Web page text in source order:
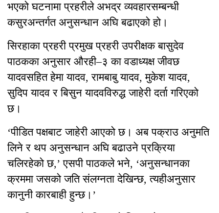
भएको घटनामा प्रहरीले अभद्र व्यवहारसम्बन्धी
कसुरअन्तर्गत अनुसन्धान अघि बढाएको हो।
सिरहाका प्रहरी प्रमुख प्रहरी उपरीक्षक बासुदेव
पाठकका अनुसार औरही–३ का वडाध्यक्ष जीवछ
यादवसहित हेमा यादव, रामबाबु यादव, मुकेश यादव,
सुदिप यादव र बिसुन यादवविरुद्ध जाहेरी दर्ता गरिएको
छ।
‘पीडित पक्षबाट जाहेरी आएको छ। अब पक्राउ अनुमति
लिने र थप अनुसन्धान अघि बढाउने प्रक्रिया
चलिरहेको छ,’ एसपी पाठकले भने, ‘अनुसन्धानका
क्रममा जसको जति संलग्नता देखिन्छ, त्यहीअनुसार
कानुनी कारबाही हुन्छ।’